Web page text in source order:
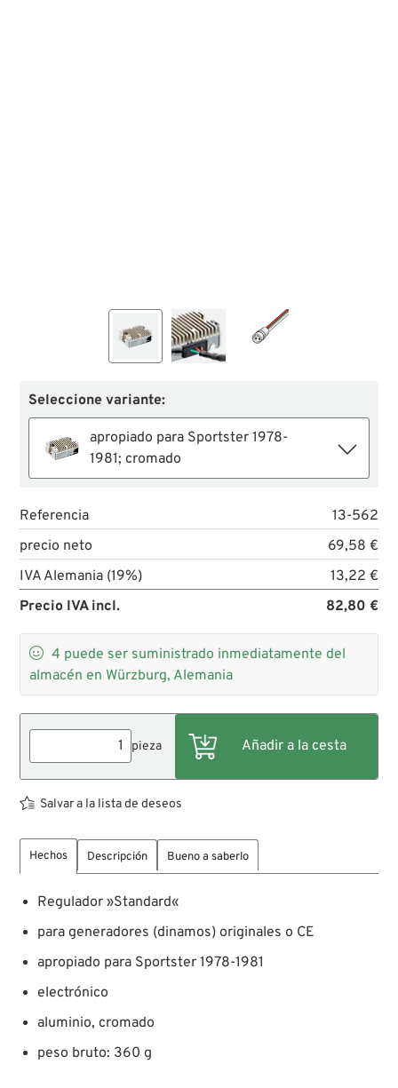
Seleccione variante:
apropiado para Sportster 1978-
1981; cromado
Referencia
13-562
precio neto
69,58 €
IVA Alemania (19%)
13,22 €
Precio IVA incl.
82,80 €
 4 puede ser suministrado inmediatamente del
almacén en Würzburg, Alemania
pieza
Salvar a la lista de deseos
Hechos Descripción Bueno a saberlo
Regulador »Standard«
para generadores (dinamos) originales o CE
apropiado para Sportster 1978-1981
electrónico
aluminio, cromado
peso bruto: 360 g